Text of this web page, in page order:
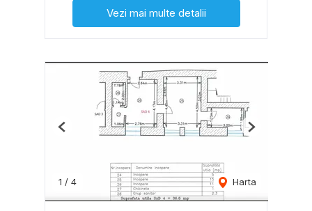
Vezi mai multe detalii
1 / 4 Harta
Previous Next